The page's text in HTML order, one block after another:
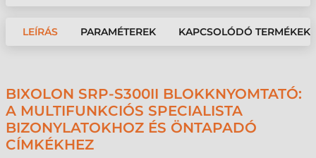
LEÍRÁS PARAMÉTEREK KAPCSOLÓDÓ TERMÉKEK
BIXOLON SRP-S300II BLOKKNYOMTATÓ:
A MULTIFUNKCIÓS SPECIALISTA
BIZONYLATOKHOZ ÉS ÖNTAPADÓ
CÍMKÉKHEZ